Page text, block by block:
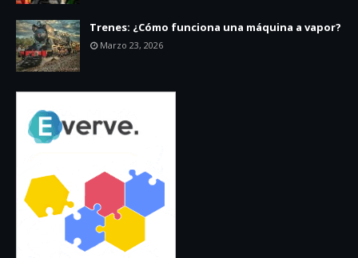
Trenes: ¿Cómo funciona una máquina a vapor?
Marzo 23, 2026